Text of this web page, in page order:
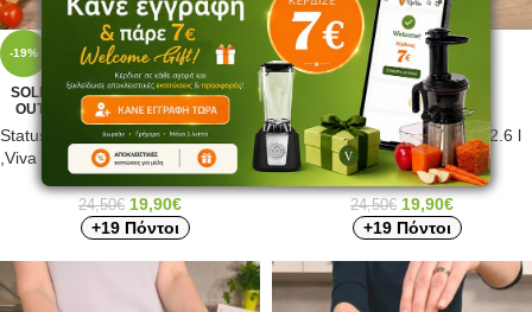
-19%
SOLD
OUT
Status,Γυάλινα Δοχεία Κενού 2.6 l
,Viva ,mint green
24,50€ 19,90€
+19 Πόντοι
-19%
SOLD
OUT
Status,Γυάλινα Δοχεία Κενού 2.6 l
,Viva ,σομόν
24,50€ 19,90€
+19 Πόντοι